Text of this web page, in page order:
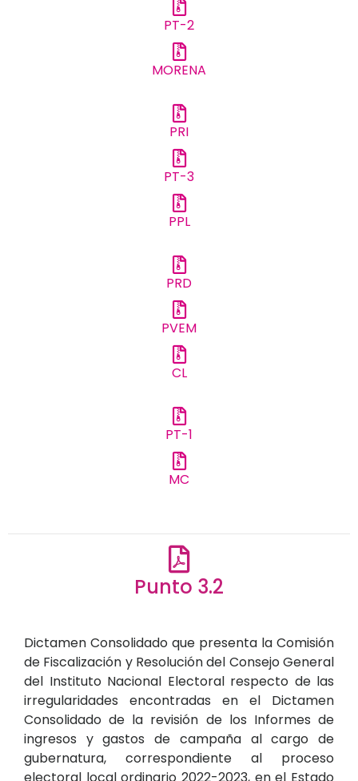
PT-2
MORENA
PRI
PT-3
PPL
PRD
PVEM
CL
PT-1
MC
Punto 3.2
Dictamen Consolidado que presenta la Comisión
de Fiscalización y Resolución del Consejo General
del Instituto Nacional Electoral respecto de las
irregularidades encontradas en el Dictamen
Consolidado de la revisión de los Informes de
ingresos y gastos de campaña al cargo de
gubernatura, correspondiente al proceso